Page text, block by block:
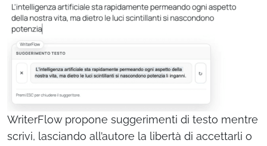
WriterFlow propone suggerimenti di testo mentre
scrivi, lasciando all’autore la libertà di accettarli o